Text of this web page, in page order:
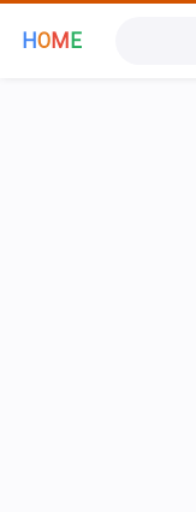
HOME